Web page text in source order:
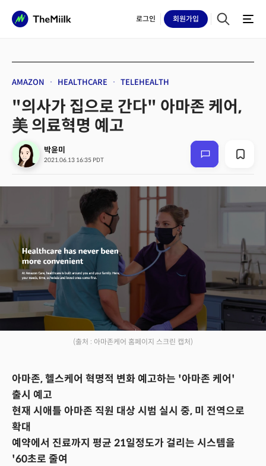
로그인 회원가입
AMAZON HEALTHCARE TELEHEALTH
"의사가 집으로 간다" 아마존 케어,
美 의료혁명 예고
박윤미
2021.06.13 16:35 PDT
(출처 : 아마존케어 홈페이지 스크린 캡처)
아마존, 헬스케어 혁명적 변화 예고하는 '아마존 케어'
출시 예고
현재 시애틀 아마존 직원 대상 시범 실시 중, 미 전역으로
확대
예약에서 진료까지 평균 21일정도가 걸리는 시스템을
'60초로 줄여